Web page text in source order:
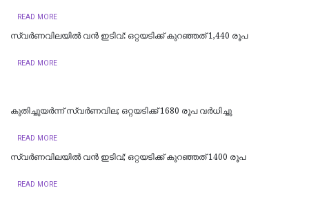
READ MORE
സ്വർണവിലയിൽ വൻ ഇടിവ്: ഒറ്റയടിക്ക് കുറഞ്ഞത് 1,440 രൂപ
READ MORE
കുതിച്ചുയർന്ന് സ്വർണവില; ഒറ്റയടിക്ക് 1680 രൂപ വര്‍ധിച്ചു
READ MORE
സ്വർണവിലയിൽ വൻ ഇടിവ്; ഒറ്റയടിക്ക് കുറഞ്ഞത് 1400 രൂപ
READ MORE